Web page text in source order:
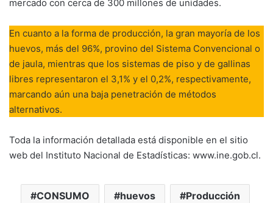
mercado con cerca de 300 millones de unidades.
En cuanto a la forma de producción, la gran mayoría de los
huevos, más del 96%, provino del Sistema Convencional o
de jaula, mientras que los sistemas de piso y de gallinas
libres representaron el 3,1% y el 0,2%, respectivamente,
marcando aún una baja penetración de métodos
alternativos.
Toda la información detallada está disponible en el sitio
web del Instituto Nacional de Estadísticas: www.ine.gob.cl.
CONSUMO huevos Producción